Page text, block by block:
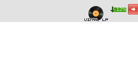
12%